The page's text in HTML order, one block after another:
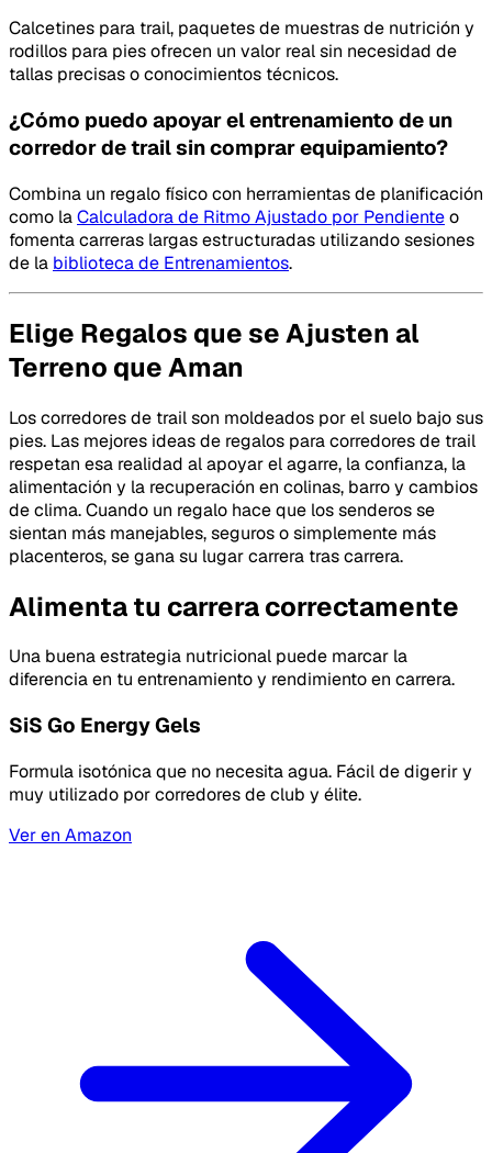
Calcetines para trail, paquetes de muestras de nutrición y
rodillos para pies ofrecen un valor real sin necesidad de
tallas precisas o conocimientos técnicos.
¿Cómo puedo apoyar el entrenamiento de un
corredor de trail sin comprar equipamiento?
Combina un regalo físico con herramientas de planificación
como laCalculadora de Ritmo Ajustado por Pendienteo
fomenta carreras largas estructuradas utilizando sesiones
de la biblioteca de Entrenamientos.
Elige Regalos que se Ajusten al
Terreno que Aman
Los corredores de trail son moldeados por el suelo bajo sus
pies. Las mejores ideas de regalos para corredores de trail
respetan esa realidad al apoyar el agarre, la confianza, la
alimentación y la recuperación en colinas, barro y cambios
de clima. Cuando un regalo hace que los senderos se
sientan más manejables, seguros o simplemente más
placenteros, se gana su lugar carrera tras carrera.
Alimenta tu carrera correctamente
Una buena estrategia nutricional puede marcar la
diferencia en tu entrenamiento y rendimiento en carrera.
SiS Go Energy Gels
Formula isotónica que no necesita agua. Fácil de digerir y
muy utilizado por corredores de club y élite.
Ver en Amazon